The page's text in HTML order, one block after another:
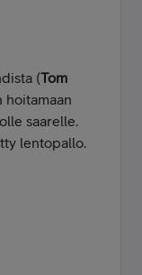
(Tom
hoitamaan
saarelle.
lentopallo.